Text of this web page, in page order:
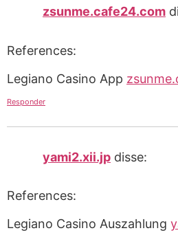
zsunme.cafe24.com
References:
Legiano Casino App
Responder
yami2.xii.jp disse:
References:
Legiano Casino Auszahlung